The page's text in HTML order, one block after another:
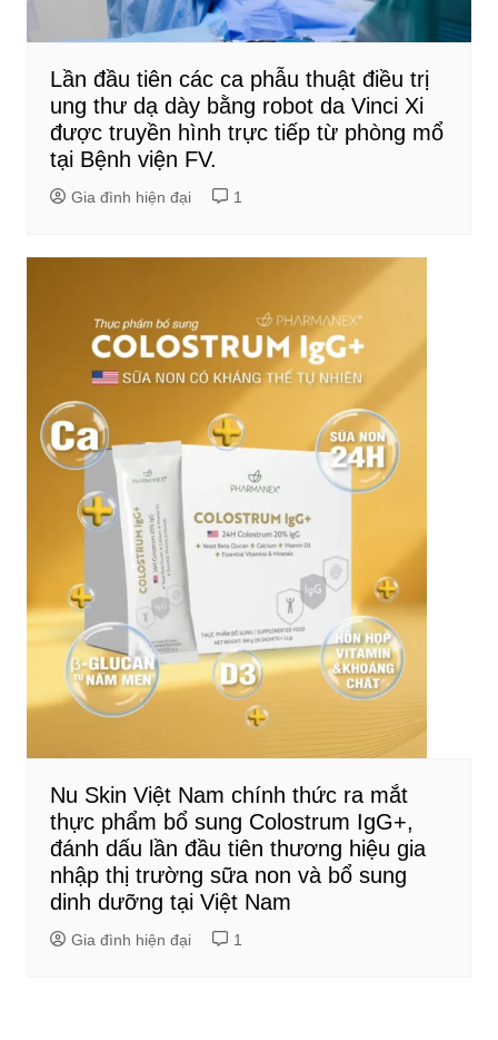
Lần đầu tiên các ca phẫu thuật điều trị
ung thư dạ dày bằng robot da Vinci Xi
được truyền hình trực tiếp từ phòng mổ
tại Bệnh viện FV.
Gia đình hiện đại 1
Nu Skin Việt Nam chính thức ra mắt
thực phẩm bổ sung Colostrum IgG+,
đánh dấu lần đầu tiên thương hiệu gia
nhập thị trường sữa non và bổ sung
dinh dưỡng tại Việt Nam
Gia đình hiện đại 1